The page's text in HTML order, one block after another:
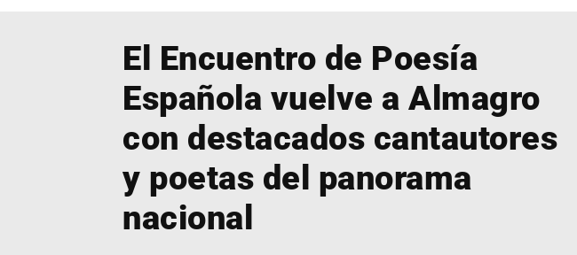
El Encuentro de Poesía
Española vuelve a Almagro
con destacados cantautores
y poetas del panorama
nacional